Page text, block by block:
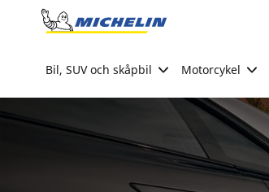
Go to page content
Bil, SUV och skåpbil Motorcykel